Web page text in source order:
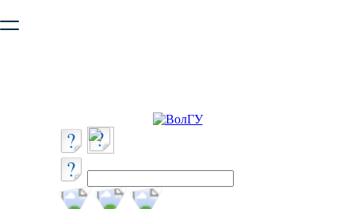
безопасную работу с сайтом. Пожалуйста